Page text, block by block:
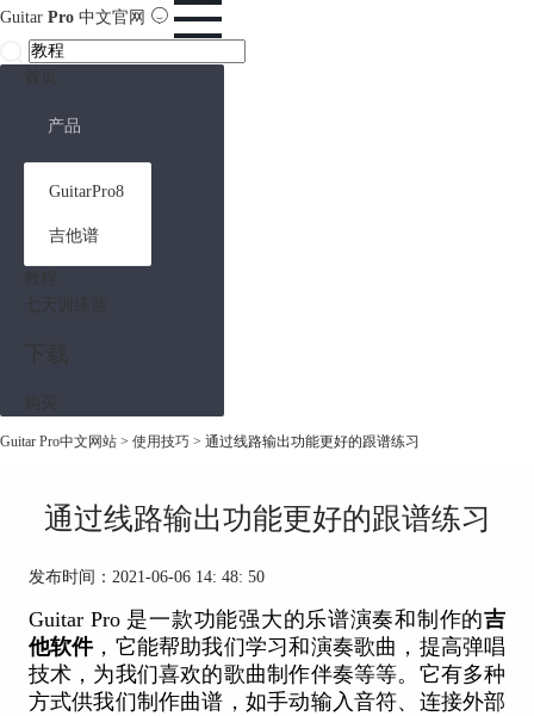
Guitar Pro 中文官网
产品
GuitarPro8
吉他谱
Guitar Pro中文网站 > 使用技巧 > 通过线路输出功能更好的跟谱练习
通过线路输出功能更好的跟谱练习
发布时间：2021-06-06 14: 48: 50
Guitar Pro 是一款功能强大的乐谱演奏和制作的吉
他软件，它能帮助我们学习和演奏歌曲，提高弹唱
技术，为我们喜欢的歌曲制作伴奏等等。它有多种
方式供我们制作曲谱，如手动输入音符、连接外部